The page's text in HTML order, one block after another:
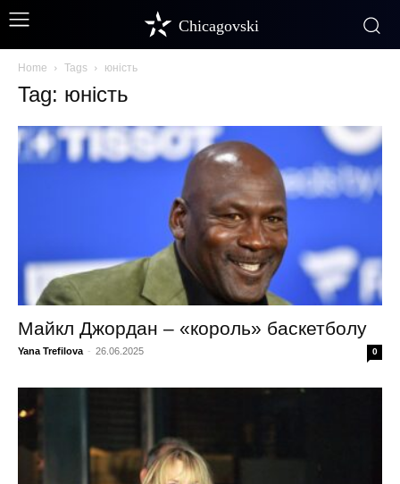
Chicagovski
Home Tags юність
Tag: юність
Майкл Джордан – «король» баскетболу
Yana Trefilova - 26.06.2025 0